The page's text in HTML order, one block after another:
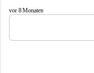
C
e
l
vor 8 Monaten